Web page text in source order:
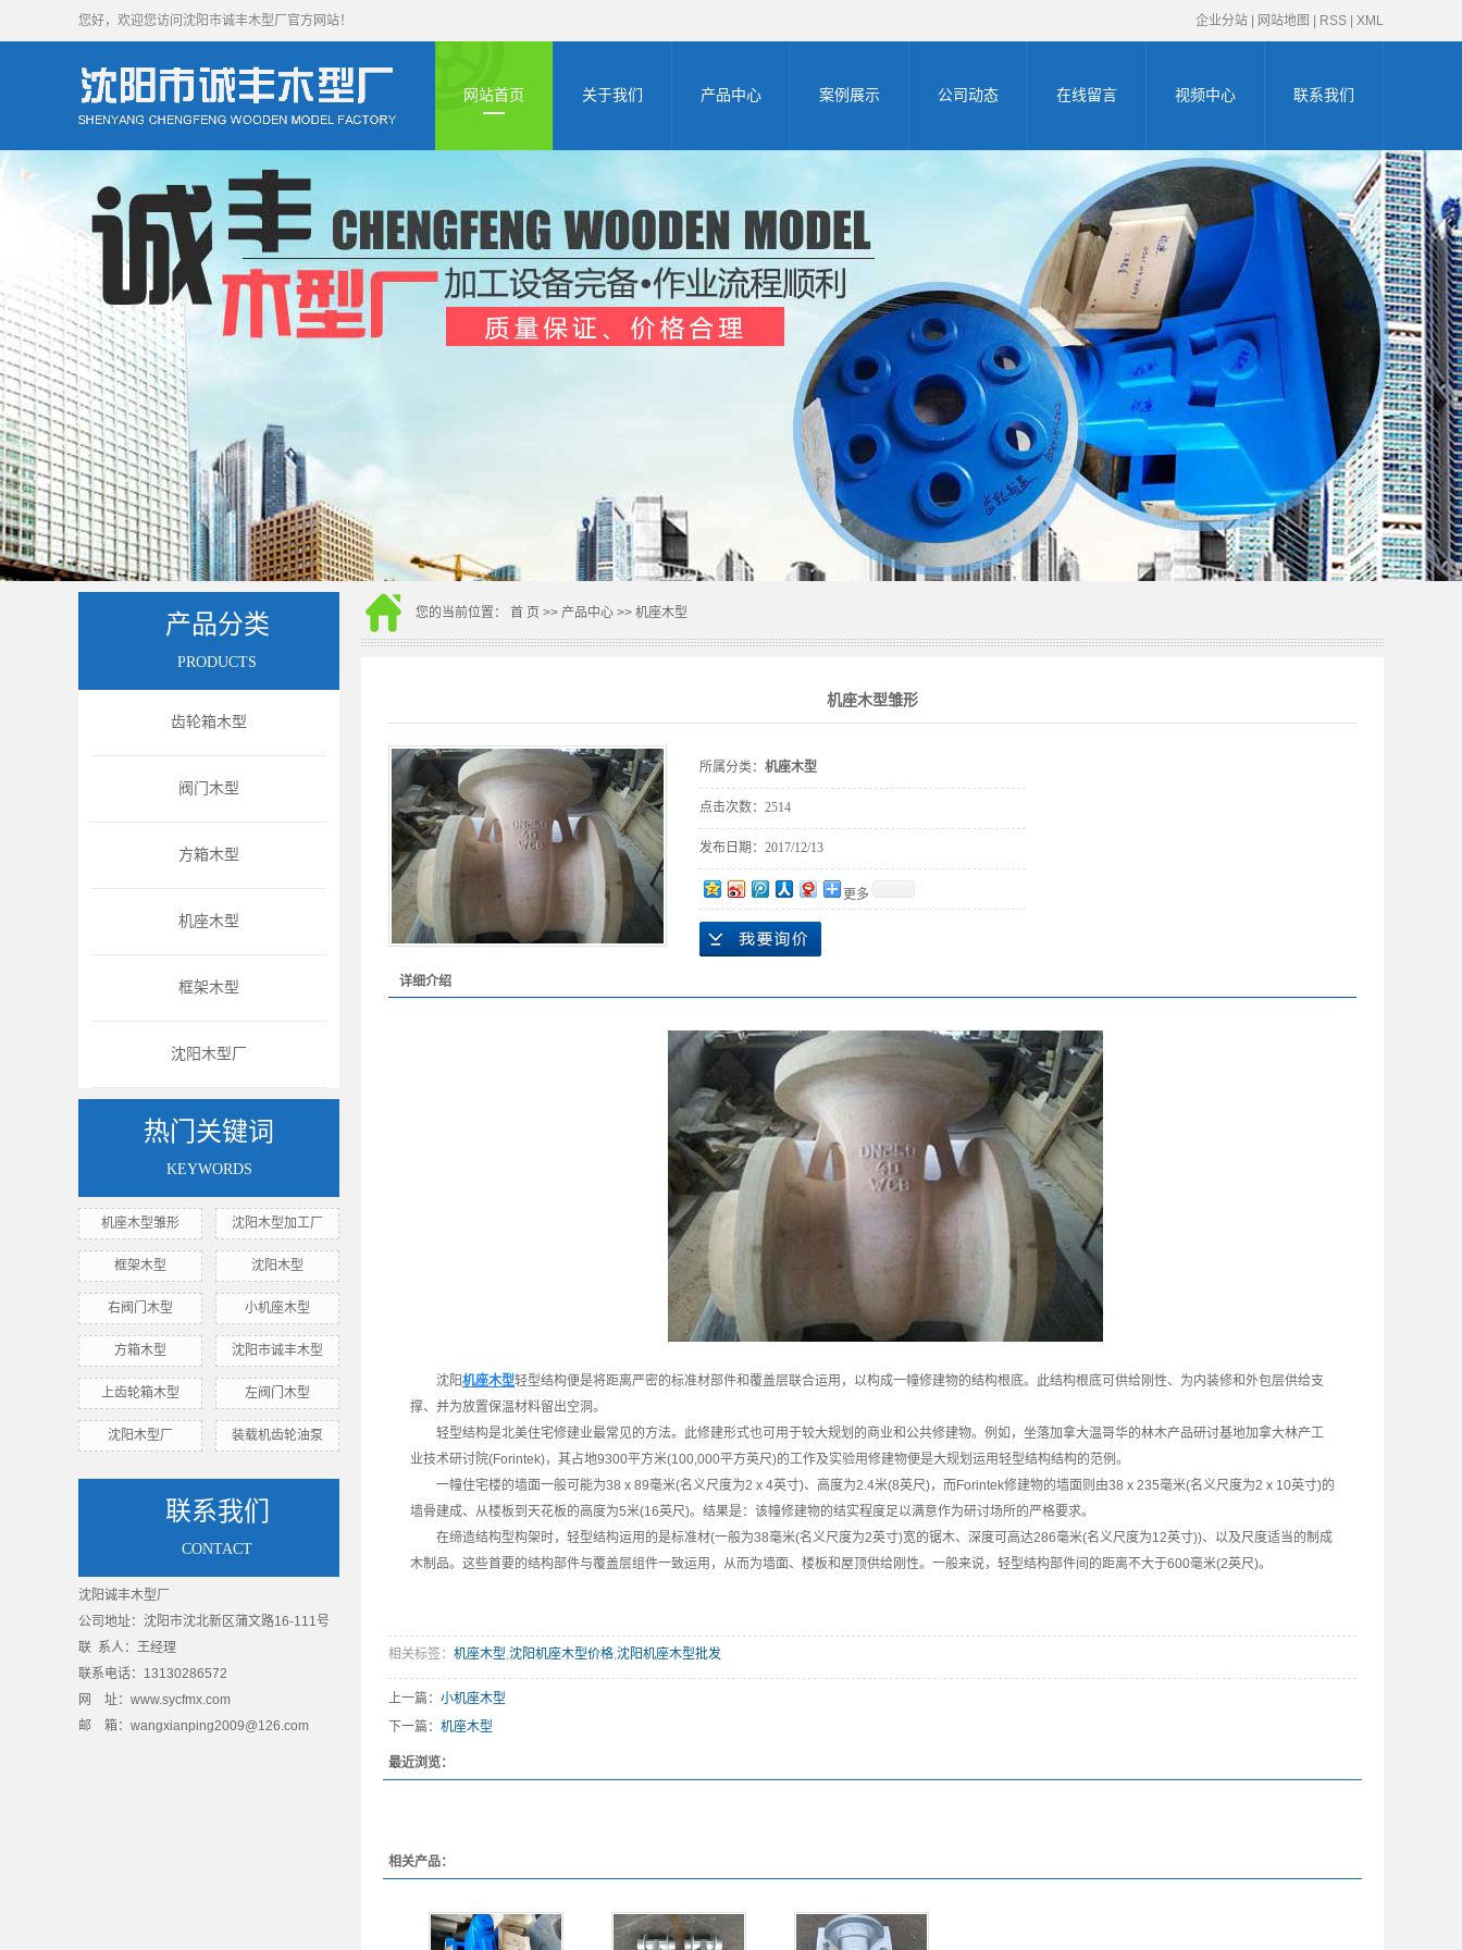
您好，欢迎您访问沈阳市诚丰木型厂官方网站！ 企业分站 网站地图 RSS XML
网站首页 关于我们 产品中心
阀门木型
方箱木型
机座木型
框架木型
案例展示 公司动态 在线留言 视频中心 联系我们
产品分类
PRODUCTS
齿轮箱木型
阀门木型
方箱木型
机座木型
框架木型
沈阳木型厂
热门关键词
KEYWORDS
机座木型雏形 沈阳木型加工厂
框架木型 沈阳木型
右阀门木型 小机座木型
方箱木型 沈阳市诚丰木型
上齿轮箱木型 左阀门木型
沈阳木型厂 装载机齿轮油泵
联系我们
CONTACT
沈阳诚丰木型厂
公司地址：沈阳市沈北新区蒲文路16-111号
联 系人：王经理
联系电话：13130286572
网 址：www.sycfmx.com
邮 箱：wangxianping2009@126.com
您的当前位置： 首 页 >> 产品中心 >> 机座木型
机座木型雏形
所属分类： 机座木型
点击次数： 2514
发布日期： 2017/12/13
更多
详细介绍
沈阳机座木型轻型结构便是将距离严密的标准材部件和覆盖层联合运用，以构成一幢修建物的结构根底。此结构根底可供给刚性、为内装修和外包层供给支
撑、并为放置保温材料留出空洞。
轻型结构是北美住宅修建业最常见的方法。此修建形式也可用于较大规划的商业和公共修建物。例如，坐落加拿大温哥华的林木产品研讨基地加拿大林产工
业技术研讨院(Forintek)，其占地9300平方米(100,000平方英尺)的工作及实验用修建物便是大规划运用轻型结构结构的范例。
一幢住宅楼的墙面一般可能为38 x 89毫米(名义尺度为2 x 4英寸)、高度为2.4米(8英尺)，而Forintek修建物的墙面则由38 x 235毫米(名义尺度为2 x 10英寸)的
墙骨建成、从楼板到天花板的高度为5米(16英尺)。结果是：该幢修建物的结实程度足以满意作为研讨场所的严格要求。
在缔造结构型构架时，轻型结构运用的是标准材(一般为38毫米(名义尺度为2英寸)宽的锯木、深度可高达286毫米(名义尺度为12英寸))、以及尺度适当的制成
木制品。这些首要的结构部件与覆盖层组件一致运用，从而为墙面、楼板和屋顶供给刚性。一般来说，轻型结构部件间的距离不大于600毫米(2英尺)。
相关标签： 机座木型,沈阳机座木型价格,沈阳机座木型批发
上一篇： 小机座木型
下一篇： 机座木型
最近浏览：
相关产品：